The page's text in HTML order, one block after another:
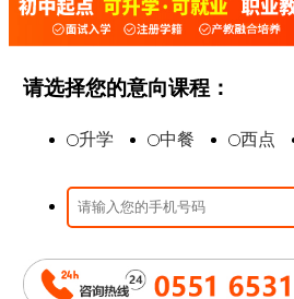
请选择您的意向课程：
升学 中餐 西点
金典总厨班 28人
时尚西点班23人 享助学金 技能+升学
大厨精英班32人 享助学金技能+升学
高端私厨班22人享助学金技能+就业